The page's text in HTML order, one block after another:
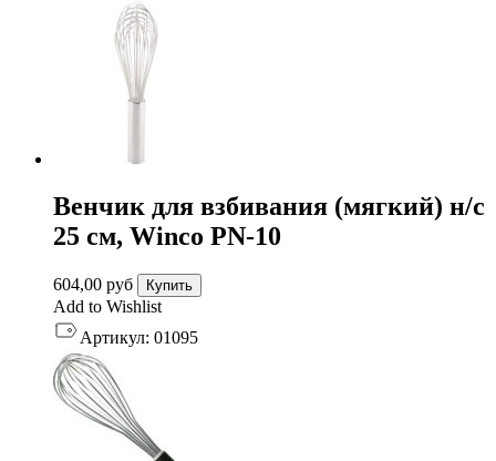
Венчик для взбивания (мягкий) н/с
25 см, Winco PN-10
604,00 руб Купить
Add to Wishlist
Артикул: 01095